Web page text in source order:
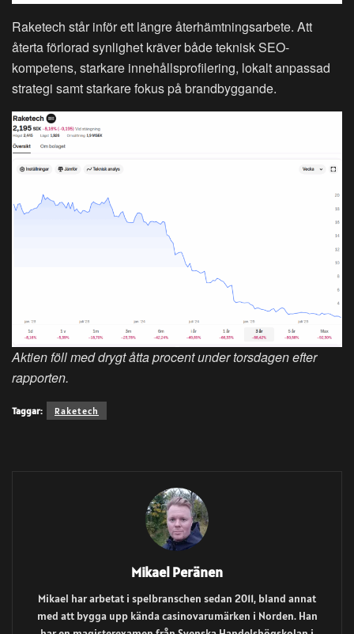
Raketech står inför ett längre återhämtningsarbete. Att
återta förlorad synlighet kräver både teknisk SEO-
kompetens, starkare innehållsprofilering, lokalt anpassad
strategi samt starkare fokus på brandbyggande.
Aktien föll med drygt åtta procent under torsdagen efter
rapporten.
Taggar: Raketech
Mikael Peränen
Mikael har arbetat i spelbranschen sedan 2011, bland annat
med att bygga upp kända casinovarumärken i Norden. Han